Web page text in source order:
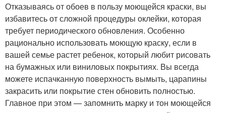
Отказываясь от обоев в пользу моющейся краски, вы
избавитесь от сложной процедуры оклейки, которая
требует периодического обновления. Особенно
рационально использовать моющую краску, если в
вашей семье растет ребенок, который любит рисовать
на бумажных или виниловых покрытиях. Вы всегда
можете испачканную поверхность вымыть, царапины
закрасить или покрытие стен обновить полностью.
Главное при этом — запомнить марку и тон моющейся